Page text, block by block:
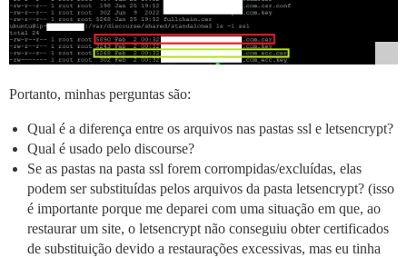
Portanto, minhas perguntas são:
Qual é a diferença entre os arquivos nas pastas ssl e letsencrypt?
Qual é usado pelo discourse?
Se as pastas na pasta ssl forem corrompidas/excluídas, elas
podem ser substituídas pelos arquivos da pasta letsencrypt? (isso
é importante porque me deparei com uma situação em que, ao
restaurar um site, o letsencrypt não conseguiu obter certificados
de substituição devido a restaurações excessivas, mas eu tinha